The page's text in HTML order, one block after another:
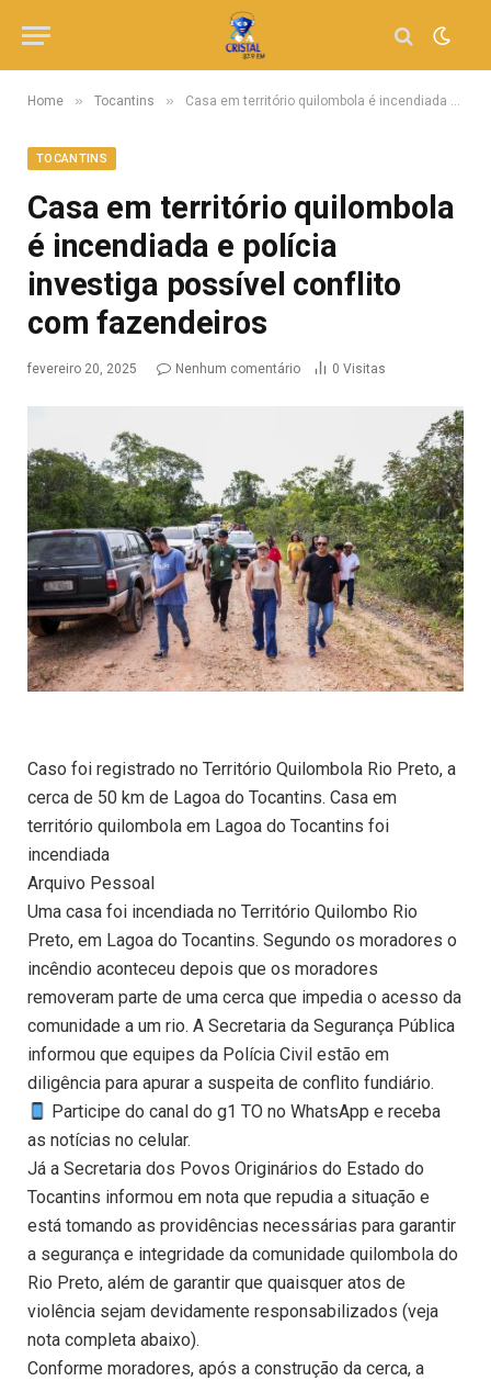
Home » Tocantins » Casa em território quilombola é incendiada e polícia investiga possível conflito com fazendeiros
TOCANTINS
Casa em território quilombola
é incendiada e polícia
investiga possível conflito
com fazendeiros
fevereiro 20, 2025 Nenhum comentário 0 Visitas
Caso foi registrado no Território Quilombola Rio Preto, a
cerca de 50 km de Lagoa do Tocantins. Casa em
território quilombola em Lagoa do Tocantins foi
incendiada
Arquivo Pessoal
Uma casa foi incendiada no Território Quilombo Rio
Preto, em Lagoa do Tocantins. Segundo os moradores o
incêndio aconteceu depois que os moradores
removeram parte de uma cerca que impedia o acesso da
comunidade a um rio. A Secretaria da Segurança Pública
informou que equipes da Polícia Civil estão em
diligência para apurar a suspeita de conflito fundiário.
Participe do canal do g1 TO no WhatsApp e receba
as notícias no celular.
Já a Secretaria dos Povos Originários do Estado do
Tocantins informou em nota que repudia a situação e
está tomando as providências necessárias para garantir
a segurança e integridade da comunidade quilombola do
Rio Preto, além de garantir que quaisquer atos de
violência sejam devidamente responsabilizados (veja
nota completa abaixo).
Conforme moradores, após a construção da cerca, a